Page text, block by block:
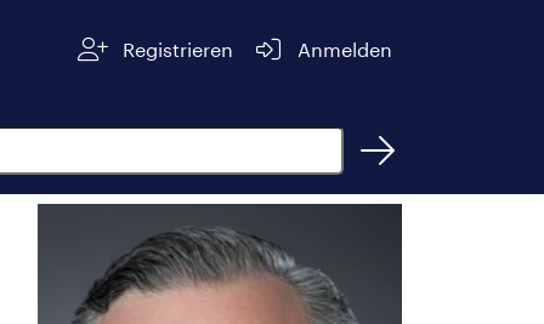
Registrieren Anmelden